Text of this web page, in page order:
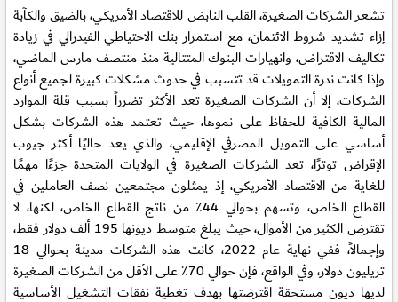
تشعر الشركات الصغيرة، القلب النابض للاقتصاد الأمريكي، بالضيق والكآبة
إزاء تشديد شروط الائتمان، مع استمرار بنك الاحتياطي الفيدرالي في زيادة
تكاليف الاقتراض، وانهيارات البنوك المتتالية منذ منتصف مارس الماضي،
وإذا كانت ندرة التمويلات قد تتسبب في حدوث مشكلات كبيرة لجميع أنواع
الشركات، إلا أن الشركات الصغيرة تعد الأكثر تضرراً بسبب قلة الموارد
المالية الكافية للحفاظ على نموها، حيث تعتمد هذه الشركات بشكل
أساسي على التمويل المصرفي الإقليمي، والذي يعد حاليًا أكثر جيوب
الإقراض توترًا، تعد الشركات الصغيرة في الولايات المتحدة جزءًا مهمًا
للغاية من الاقتصاد الأمريكي، إذ يمثلون مجتمعين نصف العاملين في
القطاع الخاص، وتسهم بحوالي 44٪ من ناتج القطاع الخاص، لكنها، لا
تقترض الكثير من الأموال، حيث يبلغ متوسط ديونها 195 ألف دولار فقط،
وإجمالاً، ففي نهاية عام 2022، كانت هذه الشركات مدينة بحوالي 18
تريليون دولار، وفي الواقع، فإن حوالي 70٪ على الأقل من الشركات الصغيرة
لديها ديون مستحقة اقترضتها بهدف تغطية نفقات التشغيل الأساسية